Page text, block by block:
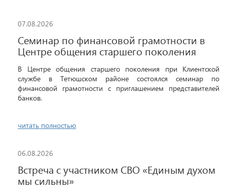
07.08.2026
Семинар по финансовой грамотности в
Центре общения старшего поколения
В Центре общения старшего поколения при Клиентской
службе в Тетюшском районе состоялся семинар по
финансовой грамотности с приглашением представителей
банков.
читать полностью
06.08.2026
Встреча с участником СВО «Единым духом
мы сильны»